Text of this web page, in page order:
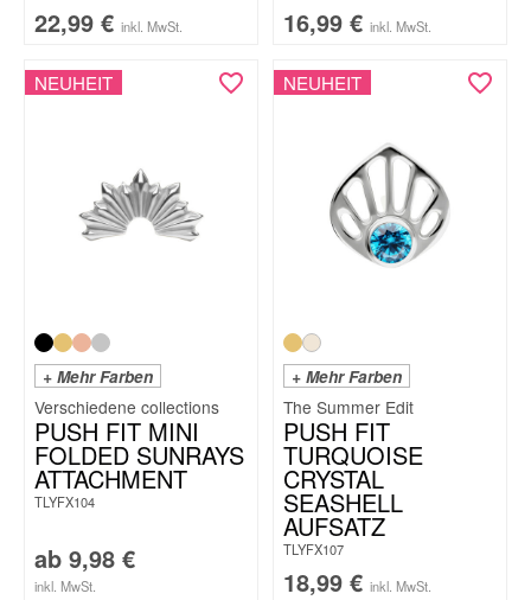
22,99 € inkl. MwSt. 16,99 € inkl. MwSt.
NEUHEIT
+ Mehr Farben
PUSH FIT MINI
FOLDED SUNRAYS
ATTACHMENT
TLYFX104
ab 9,98 €
inkl. MwSt.
NEUHEIT
+ Mehr Farben
The Summer Edit
PUSH FIT
TURQUOISE
CRYSTAL
SEASHELL
AUFSATZ
TLYFX107
18,99 € inkl. MwSt.